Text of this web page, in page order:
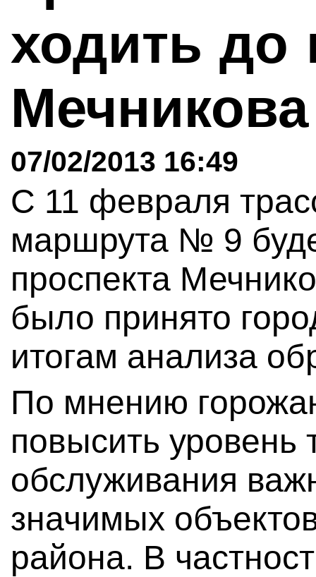
ходить до
07/02/2013 16:49
С 11 февраля
маршрута № 9
проспекта
было принято
итогам анализа
По мнению
повысить уровень
обслуживания
значимых
района. В